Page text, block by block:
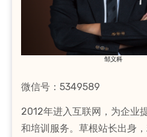
邹义科
微信号：5349589
2012年进入互联网，为企业
和培训服务。草根站长出身